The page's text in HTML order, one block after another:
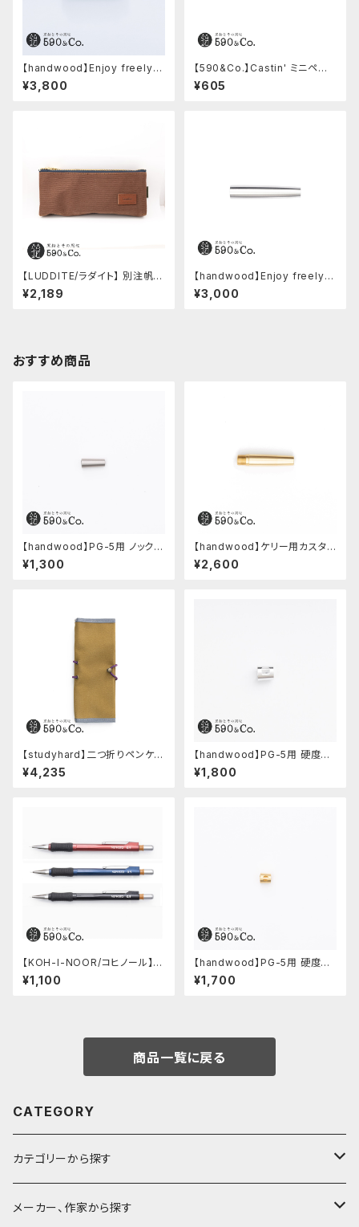
【handwood】Enjoy freely
前軸・八角形ストレート(ジュラル
ミン)
¥3,800
【590&Co.】Castin' ミニペン
枕 (S)
¥605
【LUDDITE/ラダイト】 別注帆布
ベンディペンケース (コーヒー)
¥2,189
【handwood】Enjoy freely
後軸 (超超ジュラルミン)
¥3,000
おすすめ商品
【handwood】PG-5用 ノック部
カバー (ステンレス)
¥1,300
【handwood】ケリー用カスタム
後軸 (真鍮)
¥2,600
【studyhard】二つ折りペンケー
ス ミニマムコンパクトサイズ
(カーキ)
¥4,235
【handwood】PG-5用 硬度表
示窓 (超超ジュラルミン/正方形)
¥1,800
【KOH-I-NOOR/コヒノール】M
ephisto profi 5035シャープ
ペンシル(0.5mm)
¥1,100
【handwood】PG-5用 硬度表
示窓 (真鍮/丸窓)
¥1,700
商品一覧に戻る
CATEGORY
カテゴリーから探す
鉛筆
メーカー、作家から探す